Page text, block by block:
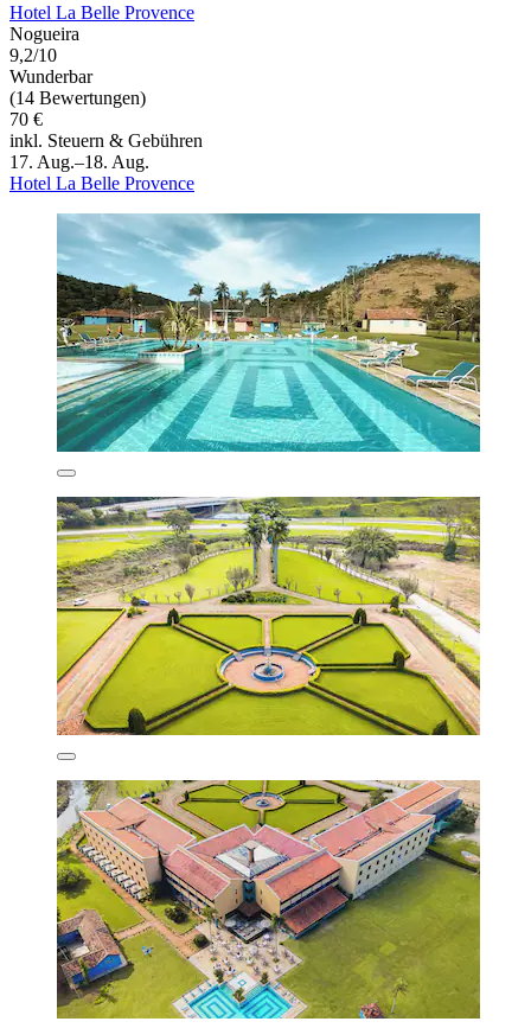
Hotel La Belle Provence
Nogueira
9,2/10
Wunderbar
(14 Bewertungen)
70 €
inkl. Steuern & Gebühren
17. Aug.–18. Aug.
Hotel La Belle Provence